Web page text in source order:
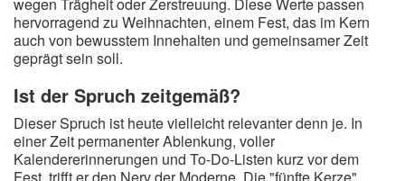
hervorragend zu Weihnachten, einem Fest, das im Kern
auch von bewusstem Innehalten und gemeinsamer Zeit
geprägt sein soll.
Ist der Spruch zeitgemäß?
Dieser Spruch ist heute vielleicht relevanter denn je. In
einer Zeit permanenter Ablenkung, voller
Kalendererinnerungen und To-Do-Listen kurz vor dem